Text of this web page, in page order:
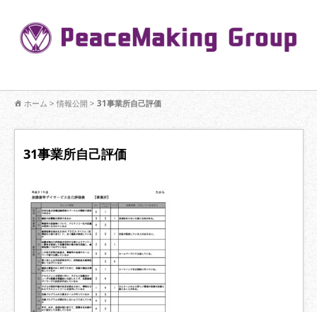
【公式】PeaceMaking Groupはお客様には一対一で向き合い、ご家族
を意図したコミュニケーションを大切にし【家族の絆】に寄り添いま
ホーム > 情報公開 > 31事業所自己評価
31事業所自己評価